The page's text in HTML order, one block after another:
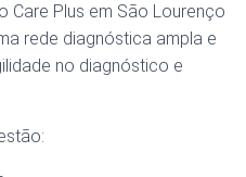
Care Plus em São Lourenço
rede diagnóstica ampla e
no diagnóstico e